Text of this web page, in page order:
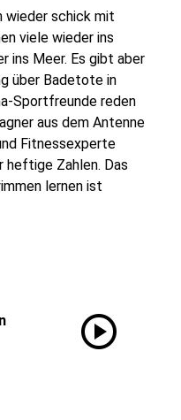
wieder schick mit
viele wieder ins
ins Meer. Es gibt aber
über Badetote in
Sportfreunde reden
aus dem Antenne
Fitnessexperte
heftige Zahlen. Das
lernen ist
play_circle